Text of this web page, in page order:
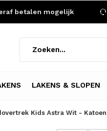
LAKENS & SLOPEN
betalen mogelijk
Kids Astra Wit - Katoen